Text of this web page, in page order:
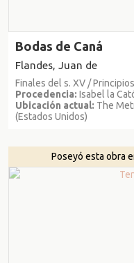
Bodas de Caná
Flandes, Juan de
Finales del s. XV /
Procedencia: Isabel la
Ubicación actual: The
(Estados Unidos)
Poseyó esta obra